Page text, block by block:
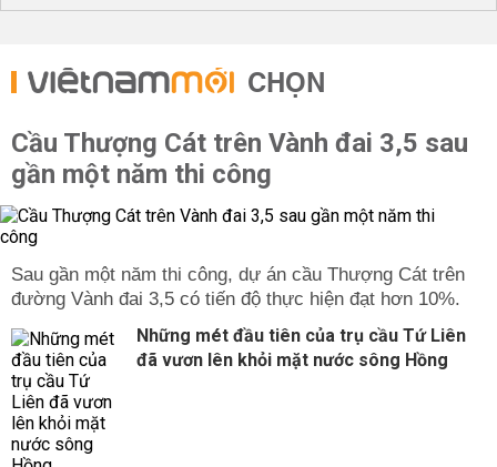
CHỌN
Cầu Thượng Cát trên Vành đai 3,5 sau
gần một năm thi công
Sau gần một năm thi công, dự án cầu Thượng Cát trên
đường Vành đai 3,5 có tiến độ thực hiện đạt hơn 10%.
Những mét đầu tiên của trụ cầu Tứ Liên
đã vươn lên khỏi mặt nước sông Hồng